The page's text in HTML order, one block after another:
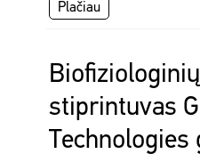
Plačiau
stiprintuvas
Technologies